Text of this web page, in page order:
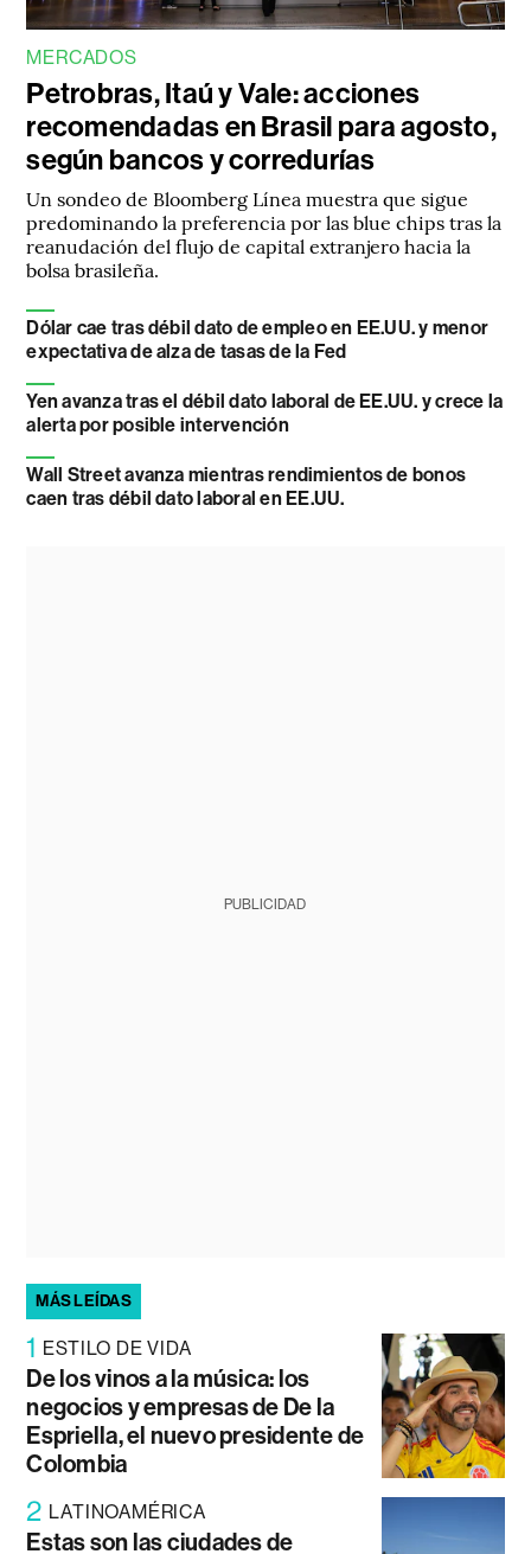
MERCADOS
Petrobras, Itaú y Vale: acciones
recomendadas en Brasil para agosto,
según bancos y corredurías
Un sondeo de Bloomberg Línea muestra que sigue
predominando la preferencia por las blue chips tras la
reanudación del flujo de capital extranjero hacia la
bolsa brasileña.
Dólar cae tras débil dato de empleo en EE.UU. y menor
expectativa de alza de tasas de la Fed
Yen avanza tras el débil dato laboral de EE.UU. y crece la
alerta por posible intervención
Wall Street avanza mientras rendimientos de bonos
caen tras débil dato laboral en EE.UU.
PUBLICIDAD
MÁS LEÍDAS
1 ESTILO DE VIDA
De los vinos a la música: los
negocios y empresas de De la
Espriella, el nuevo presidente de
Colombia
2 LATINOAMÉRICA
Estas son las ciudades de